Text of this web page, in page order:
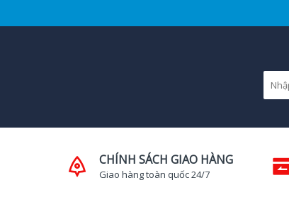
CHÍNH SÁCH GIAO HÀNG
Giao hàng toàn quốc 24/7